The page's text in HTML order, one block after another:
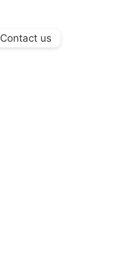
Contact us